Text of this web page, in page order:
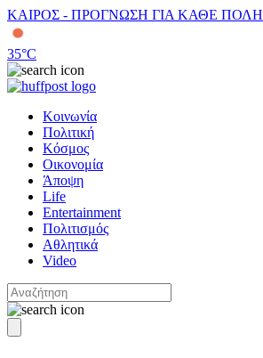
ΚΑΙΡΟΣ - ΠΡΟΓΝΩΣΗ ΓΙΑ ΚΑΘΕ ΠΟΛΗ
35°C
Κοινωνία
Πολιτική
Κόσμος
Οικονομία
Άποψη
Life
Entertainment
Πολιτισμός
Αθλητικά
Video